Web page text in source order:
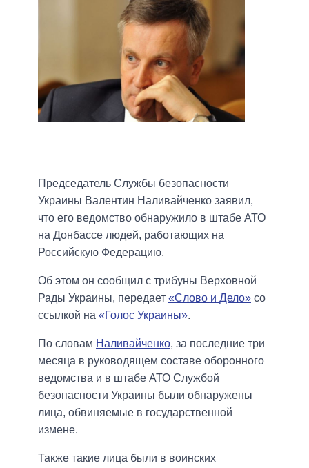
Председатель Службы безопасности
Украины Валентин Наливайченко заявил,
что его ведомство обнаружило в штабе АТО
на Донбассе людей, работающих на
Российскую Федерацию.
Об этом он сообщил с трибуны Верховной
Рады Украины, передает «Слово и Дело» со
ссылкой на «Голос Украины».
По словам Наливайченко, за последние три
месяца в руководящем составе оборонного
ведомства и в штабе АТО Службой
безопасности Украины были обнаружены
лица, обвиняемые в государственной
измене.
Также такие лица были в воинских